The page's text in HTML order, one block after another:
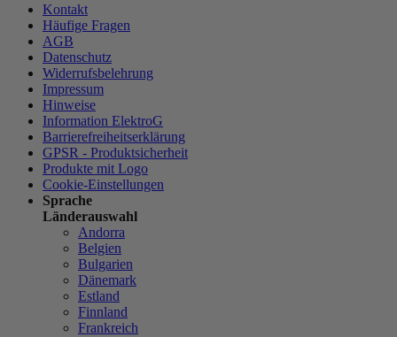
Kontakt
Häufige Fragen
AGB
Datenschutz
Widerrufsbelehrung
Impressum
Hinweise
Information ElektroG
Barrierefreiheitserklärung
GPSR - Produktsicherheit
Produkte mit Logo
Cookie-Einstellungen
Sprache
Länderauswahl
Andorra
Belgien
Bulgarien
Dänemark
Estland
Finnland
Frankreich